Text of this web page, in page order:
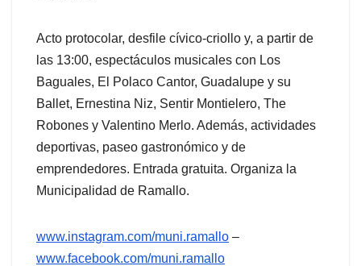
Acto protocolar, desfile cívico-criollo y, a partir de
las 13:00, espectáculos musicales con Los
Baguales, El Polaco Cantor, Guadalupe y su
Ballet, Ernestina Niz, Sentir Montielero, The
Robones y Valentino Merlo. Además, actividades
deportivas, paseo gastronómico y de
emprendedores. Entrada gratuita. Organiza la
Municipalidad de Ramallo.
www.instagram.com/muni.ramallo –
www.facebook.com/muni.ramallo